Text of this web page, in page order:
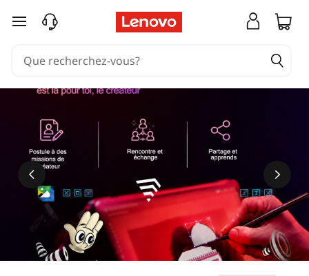
passer au contenu principal